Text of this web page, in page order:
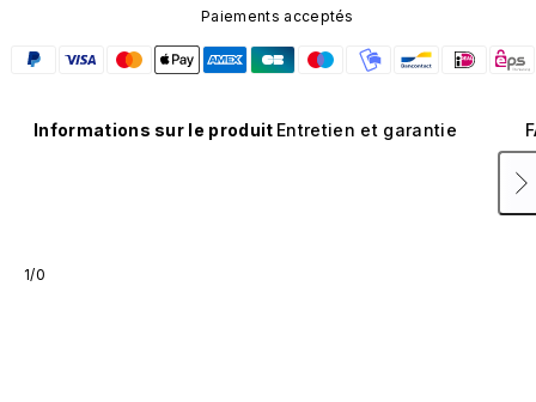
Paiements acceptés
Informations sur le produit Entretien et garantie
1/0